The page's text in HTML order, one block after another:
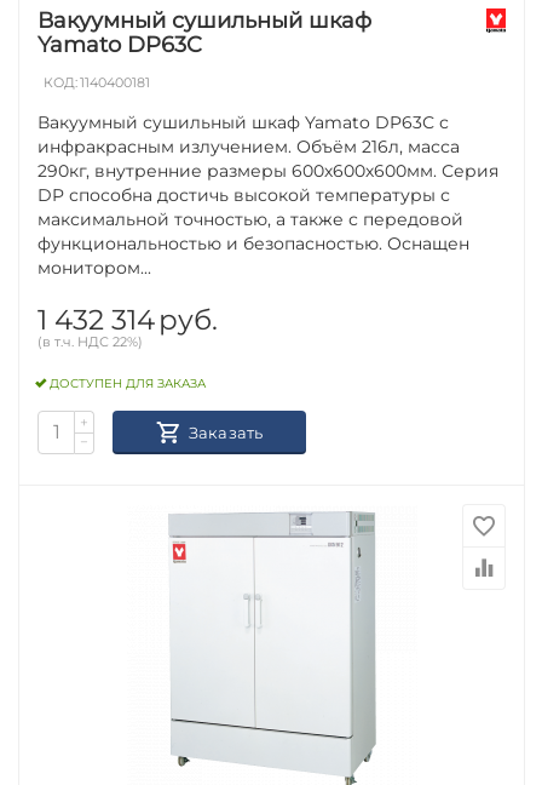
Вакуумный сушильный шкаф
Yamato DP63C
КОД:1140400181
Вакуумный сушильный шкаф Yamato DP63С с
инфракрасным излучением. Объём 216л, масса
290кг, внутренние размеры 600х600х600мм. Серия
DP способна достичь высокой температуры с
максимальной точностью, а также с передовой
функциональностью и безопасностью. Оснащен
монитором...
1 432 314руб.
(в т.ч. НДС 22%)
ДОСТУПЕН ДЛЯ ЗАКАЗА
+
−
Заказать